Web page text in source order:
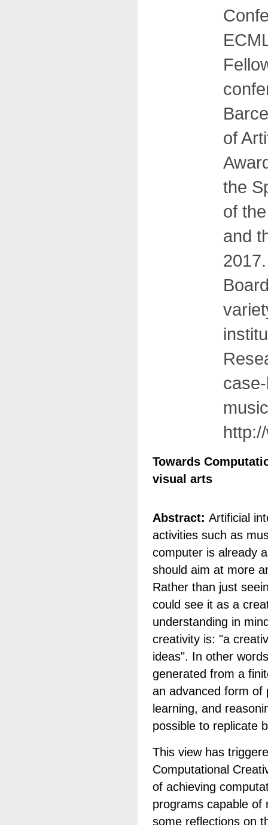
of
the
of
and
Towards
visual arts
Abstract: Artificial
activities such as
computer is already
should aim at more
Rather than just
could see it as a
understanding in
creativity is: "a
ideas". In other
generated from a
an advanced form of
learning, and
possible to replicate
This view has
Computational
of achieving
programs capable of
some reflections on